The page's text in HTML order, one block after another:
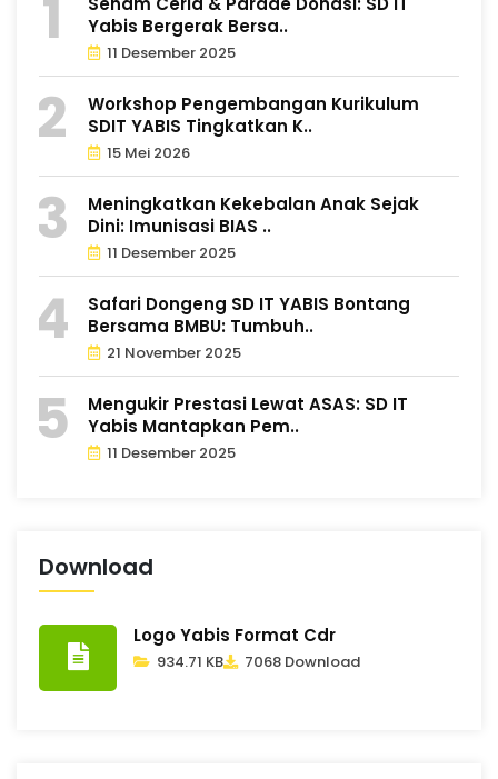
Yabis Bergerak Bersa..
11 Desember 2025
Workshop Pengembangan Kurikulum
SDIT YABIS Tingkatkan K..
15 Mei 2026
Meningkatkan Kekebalan Anak Sejak
Dini: Imunisasi BIAS ..
11 Desember 2025
Safari Dongeng SD IT YABIS Bontang
Bersama BMBU: Tumbuh..
21 November 2025
Mengukir Prestasi Lewat ASAS: SD IT
Yabis Mantapkan Pem..
11 Desember 2025
Download
Logo Yabis Format Cdr
934.71 KB 7068 Download